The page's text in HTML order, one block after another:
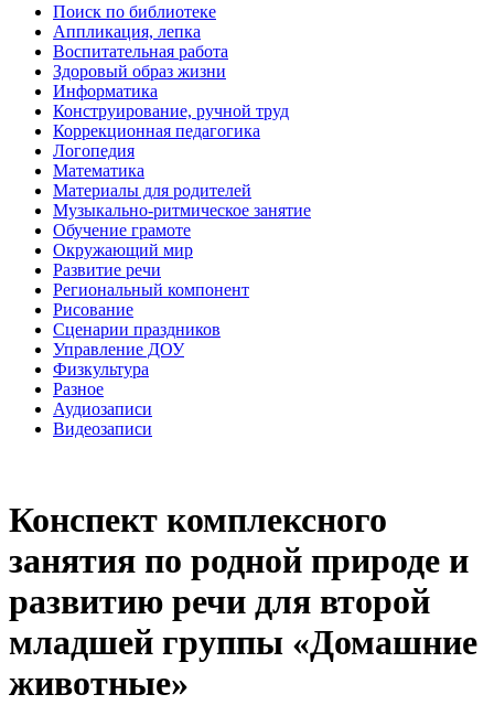
Поиск по библиотеке
Аппликация, лепка
Воспитательная работа
Здоровый образ жизни
Информатика
Конструирование, ручной труд
Коррекционная педагогика
Логопедия
Математика
Материалы для родителей
Музыкально-ритмическое занятие
Обучение грамоте
Окружающий мир
Развитие речи
Региональный компонент
Рисование
Сценарии праздников
Управление ДОУ
Физкультура
Разное
Аудиозаписи
Видеозаписи
Конспект комплексного
занятия по родной природе и
развитию речи для второй
младшей группы «Домашние
животные»